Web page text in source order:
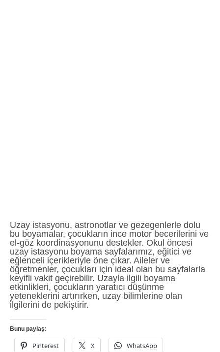
Uzay istasyonu, astronotlar ve gezegenlerle dolu
bu boyamalar, çocukların ince motor becerilerini ve
el-göz koordinasyonunu destekler. Okul öncesi
uzay istasyonu boyama sayfalarımız, eğitici ve
eğlenceli içerikleriyle öne çıkar. Aileler ve
öğretmenler, çocukları için ideal olan bu sayfalarla
keyifli vakit geçirebilir. Uzayla ilgili boyama
etkinlikleri, çocukların yaratıcı düşünme
yeteneklerini artırırken, uzay bilimlerine olan
ilgilerini de pekiştirir.
Bunu paylaş:
Pinterest X WhatsApp